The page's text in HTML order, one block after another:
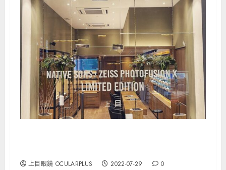
上目眼鏡 OCULARPLUS 2022-07-29 0